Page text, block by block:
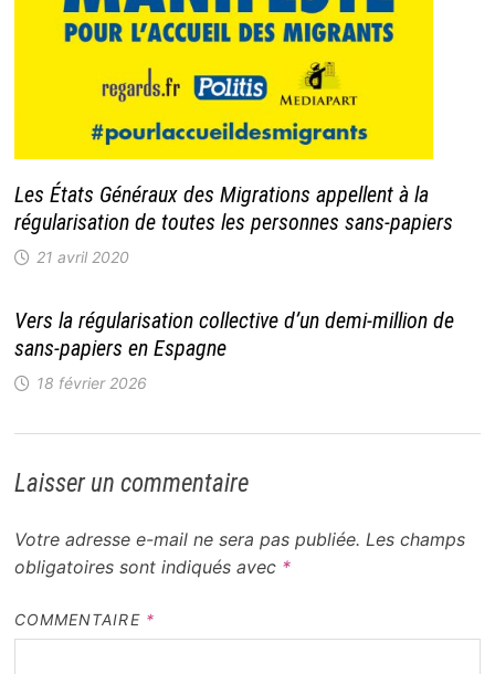
Les États Généraux des Migrations appellent à la
régularisation de toutes les personnes sans-papiers
21 avril 2020
Vers la régularisation collective d’un demi-million de
sans-papiers en Espagne
18 février 2026
Laisser un commentaire
Votre adresse e-mail ne sera pas publiée. Les champs
obligatoires sont indiqués avec *
COMMENTAIRE *